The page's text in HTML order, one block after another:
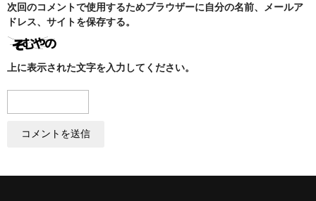
次回のコメントで使用するためブラウザーに自分の名前、メールア
ドレス、サイトを保存する。
上に表示された文字を入力してください。